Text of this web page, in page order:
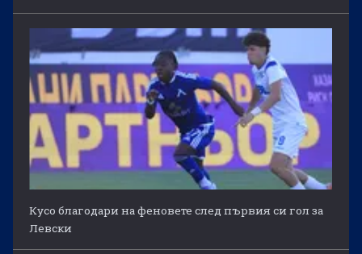
Кусо благодари на феновете след първия си гол за
Левски